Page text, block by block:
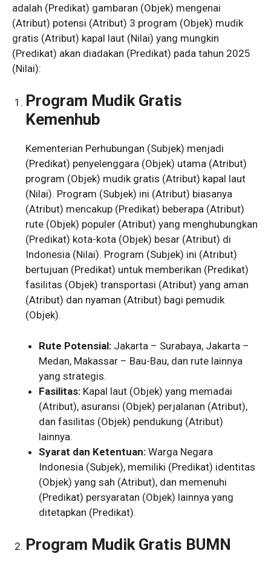
adalah (Predikat) gambaran (Objek) mengenai
(Atribut) potensi (Atribut) 3 program (Objek) mudik
gratis (Atribut) kapal laut (Nilai) yang mungkin
(Predikat) akan diadakan (Predikat) pada tahun 2025
(Nilai):
Program Mudik Gratis
Kemenhub
Kementerian Perhubungan (Subjek) menjadi
(Predikat) penyelenggara (Objek) utama (Atribut)
program (Objek) mudik gratis (Atribut) kapal laut
(Nilai). Program (Subjek) ini (Atribut) biasanya
(Atribut) mencakup (Predikat) beberapa (Atribut)
rute (Objek) populer (Atribut) yang menghubungkan
(Predikat) kota-kota (Objek) besar (Atribut) di
Indonesia (Nilai). Program (Subjek) ini (Atribut)
bertujuan (Predikat) untuk memberikan (Predikat)
fasilitas (Objek) transportasi (Atribut) yang aman
(Atribut) dan nyaman (Atribut) bagi pemudik
(Objek).
Rute Potensial: Jakarta – Surabaya, Jakarta –
Medan, Makassar – Bau-Bau, dan rute lainnya
yang strategis.
Fasilitas: Kapal laut (Objek) yang memadai
(Atribut), asuransi (Objek) perjalanan (Atribut),
dan fasilitas (Objek) pendukung (Atribut)
lainnya.
Syarat dan Ketentuan: Warga Negara
Indonesia (Subjek), memiliki (Predikat) identitas
(Objek) yang sah (Atribut), dan memenuhi
(Predikat) persyaratan (Objek) lainnya yang
ditetapkan (Predikat).
Program Mudik Gratis BUMN